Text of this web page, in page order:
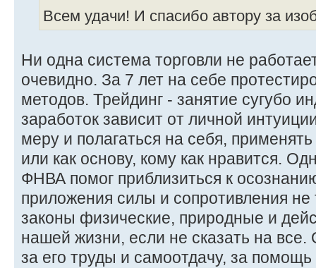
Всем удачи! И спасибо автору за
Ни одна система торговли не
очевидно. За 7 лет на себе
методов. Трейдинг - занятие сугубо
заработок зависит от личной
меру и полагаться на себя,
или как основу, кому как нравится.
ФНВА помог приблизиться к
приложения силы и сопротивления не
законы физические, природные и
нашей жизни, если не сказать на
за его труды и самоотдачу, за